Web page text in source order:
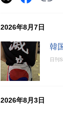
2026年8月7日
韓
日刊
2026年8月3日